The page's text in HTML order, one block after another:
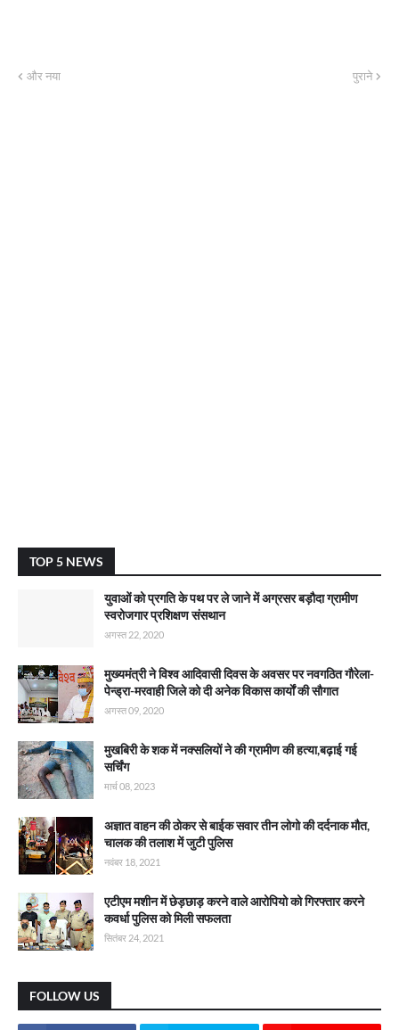
और नया पुराने
TOP 5 NEWS
युवाओं को प्रगति के पथ पर ले जाने में अग्रसर बड़ौदा ग्रामीण
स्वरोजगार प्रशिक्षण संसथान
अगस्त 22, 2020
मुख्यमंत्री ने विश्व आदिवासी दिवस के अवसर पर नवगठित गौरेला-
पेन्ड्रा-मरवाही जिले को दी अनेक विकास कार्याें की सौगात
अगस्त 09, 2020
मुखबिरी के शक में नक्सलियों ने की ग्रामीण की हत्या,बढ़ाई गई
सर्चिंग
मार्च 08, 2023
अज्ञात वाहन की ठोकर से बाईक सवार तीन लोगो की दर्दनाक मौत,
चालक की तलाश में जुटी पुलिस
नवंबर 18, 2021
एटीएम मशीन में छेड़छाड़ करने वाले आरोपियो को गिरफ्तार करने
कवर्धा पुलिस को मिली सफलता
सितंबर 24, 2021
FOLLOW US